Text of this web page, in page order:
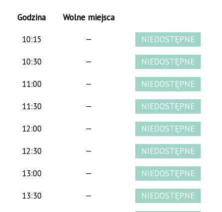
Godzina
Wolne miejsca
10:15
—
10:30 —
11:00 —
11:30 —
12:00 —
12:30 —
13:00 —
13:30 —